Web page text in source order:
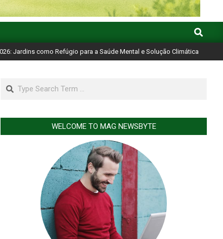
Search
Jardins como Refúgio para a Saúde Mental e Solução Climática
Search
WELCOME TO MAG NEWSBYTE